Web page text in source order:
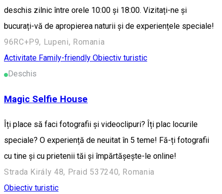
deschis zilnic între orele 10:00 și 18:00. Vizitați-ne și
bucurați-vă de apropierea naturii și de experiențele speciale!
96RC+P9, Lupeni, Romania
Activitate Family-friendly Obiectiv turistic
Deschis
Magic Selfie House
Îți place să faci fotografii și videoclipuri? Îți plac locurile
speciale? O experiență de neuitat în 5 teme! Fă-ți fotografii
cu tine și cu prietenii tăi și împărtășește-le online!
Strada Király 48, Praid 537240, Romania
Obiectiv turistic